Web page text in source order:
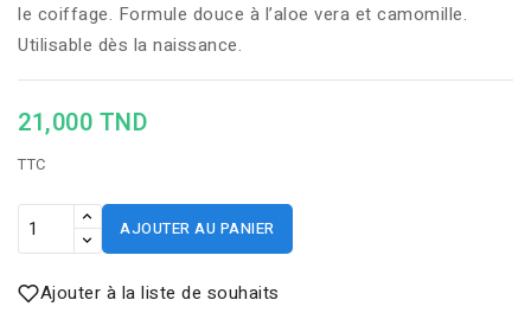
le coiffage. Formule douce à l’aloe vera et camomille.
Utilisable dès la naissance.
21,000 TND
TTC
AJOUTER AU PANIER
Ajouter à la liste de souhaits